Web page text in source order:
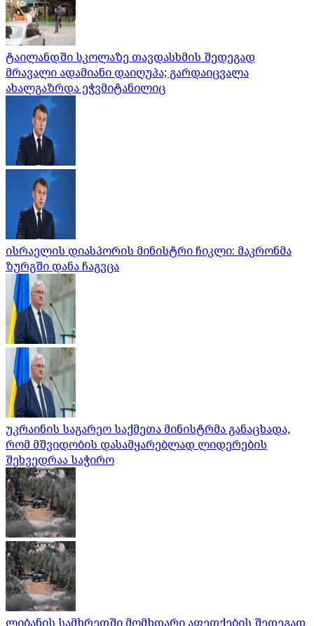
ტაილანდში სკოლაზე თავდასხმის შედეგად
მრავალი ადამიანი დაიღუპა; გარდაიცვალა
ახალგაზრდა ეჭვმიტანილიც
ისრაელის დიასპორის მინისტრი ჩიკლი: მაკრონმა
ზურგში დანა ჩაგვცა
უკრაინის საგარეო საქმეთა მინისტრმა განაცხადა,
რომ მშვიდობის დასამყარებლად ლიდერების
შეხვედრაა საჭირო
ლიბანის სამხრეთში მომხდარი აფეთქების შედეგად